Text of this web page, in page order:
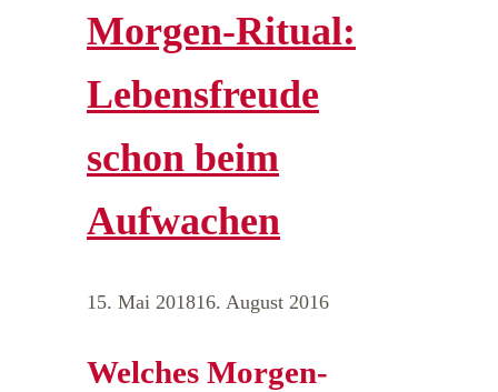
Morgen-Ritual:
Lebensfreude
schon beim
Aufwachen
15. Mai 201816. August 2016
Welches Morgen-